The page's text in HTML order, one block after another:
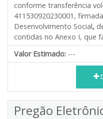
conforme transferência
411530920230001,
Desenvolvimento Social,
contidas no Anexo I, que
Valor Estimado: ---
Pregão